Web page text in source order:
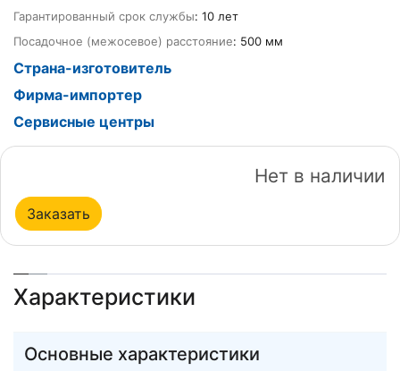
Гарантированный срок службы: 10 лет
Посадочное (межосевое) расстояние: 500 мм
Страна-изготовитель
Фирма-импортер
Сервисные центры
Нет в наличии
Заказать
Характеристики
Основные характеристики